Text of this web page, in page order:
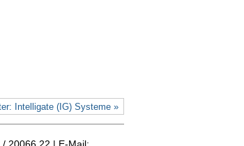
Intelligate (IG) Systeme »